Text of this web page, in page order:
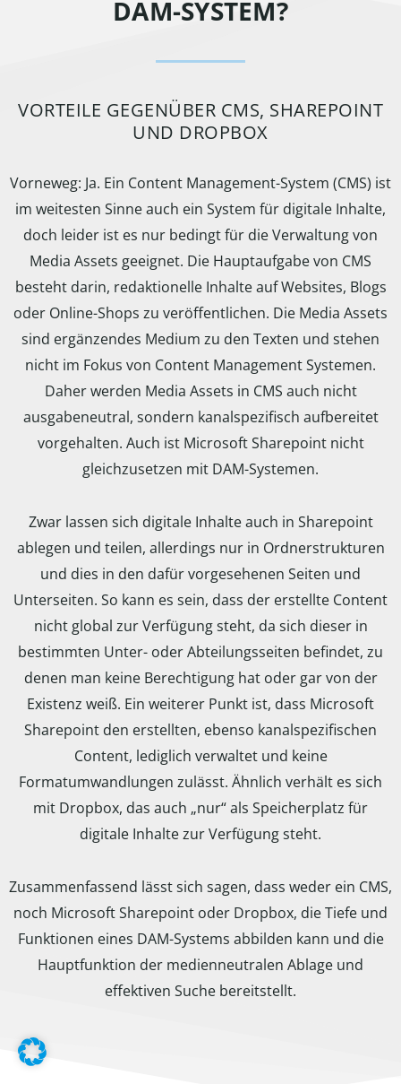
DAM-SYSTEM?
VORTEILE GEGENÜBER CMS, SHAREPOINT
UND DROPBOX
Vorneweg: Ja. Ein Content Management-System (CMS) ist
im weitesten Sinne auch ein System für digitale Inhalte,
doch leider ist es nur bedingt für die Verwaltung von
Media Assets geeignet. Die Hauptaufgabe von CMS
besteht darin, redaktionelle Inhalte auf Websites, Blogs
oder Online-Shops zu veröffentlichen. Die Media Assets
sind ergänzendes Medium zu den Texten und stehen
nicht im Fokus von Content Management Systemen.
Daher werden Media Assets in CMS auch nicht
ausgabeneutral, sondern kanalspezifisch aufbereitet
vorgehalten. Auch ist Microsoft Sharepoint nicht
gleichzusetzen mit DAM-Systemen.
Zwar lassen sich digitale Inhalte auch in Sharepoint
ablegen und teilen, allerdings nur in Ordnerstrukturen
und dies in den dafür vorgesehenen Seiten und
Unterseiten. So kann es sein, dass der erstellte Content
nicht global zur Verfügung steht, da sich dieser in
bestimmten Unter- oder Abteilungsseiten befindet, zu
denen man keine Berechtigung hat oder gar von der
Existenz weiß. Ein weiterer Punkt ist, dass Microsoft
Sharepoint den erstellten, ebenso kanalspezifischen
Content, lediglich verwaltet und keine
Formatumwandlungen zulässt. Ähnlich verhält es sich
mit Dropbox, das auch „nur“ als Speicherplatz für
digitale Inhalte zur Verfügung steht.
Zusammenfassend lässt sich sagen, dass weder ein CMS,
noch Microsoft Sharepoint oder Dropbox, die Tiefe und
Funktionen eines DAM-Systems abbilden kann und die
Hauptfunktion der medienneutralen Ablage und
effektiven Suche bereitstellt.